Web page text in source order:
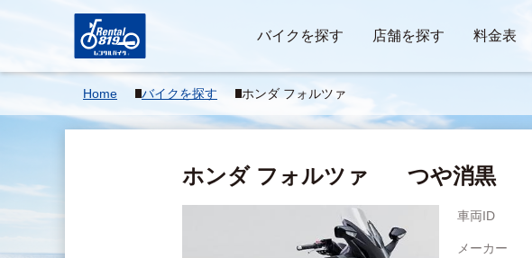
バイクを探す 店舗を探す 料金表
Home バイクを探す ホンダ フォルツァ
ホンダ フォルツァ つや消黒
車両ID
メーカー